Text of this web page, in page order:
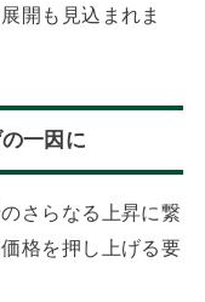
開も見込まれま
一因に
さらなる上昇に繋
格を押し上げる要